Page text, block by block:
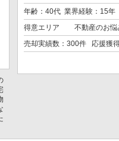
年齢：40代 業界経験：15年
得意エリア
不動産のお悩
売却実績数：300件 応援獲